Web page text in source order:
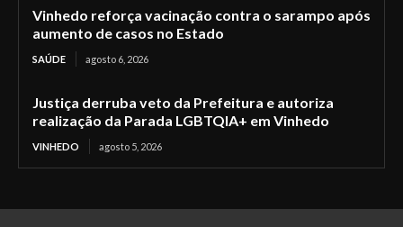
Vinhedo reforça vacinação contra o sarampo após
aumento de casos no Estado
SAÚDE agosto 6, 2026
Justiça derruba veto da Prefeitura e autoriza
realização da Parada LGBTQIA+ em Vinhedo
VINHEDO agosto 5, 2026